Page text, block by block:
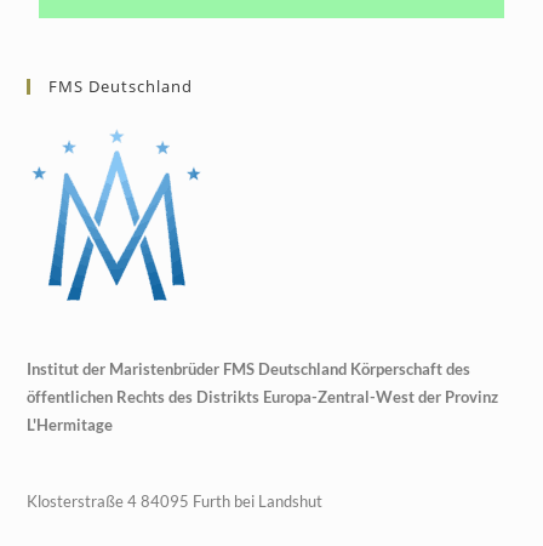
FMS Deutschland
Institut der Maristenbrüder FMS Deutschland Körperschaft des
öffentlichen Rechts des Distrikts Europa-Zentral-West der Provinz
L'Hermitage
Klosterstraße 4 84095 Furth bei Landshut